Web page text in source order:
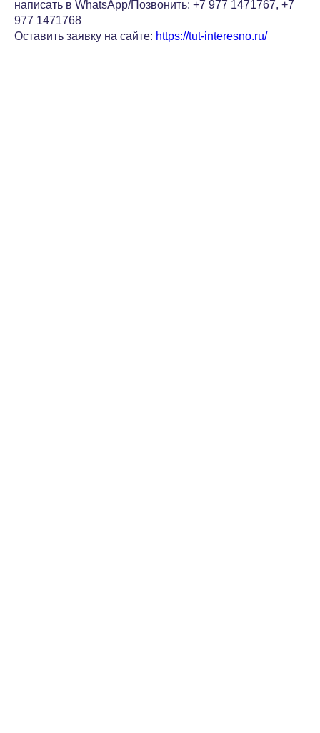
написать в WhatsApp/Позвонить: +7 977 1471767, +7
977 1471768
Оставить заявку на сайте: https://tut-interesno.ru/